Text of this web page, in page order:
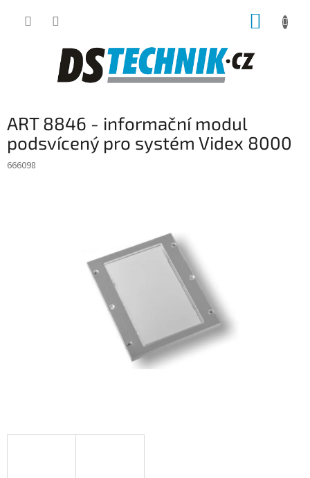
ART 8846 - informační modul
podsvícený pro systém Videx 8000
666098